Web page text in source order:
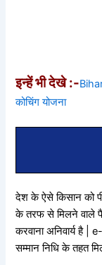
इन्हें भी देखे :-
कोचिंग योजना
देश के ऐसे किसान को
के तरफ से मिलने वाले
करवाना अनिवार्य है |
सम्मान निधि के तहत